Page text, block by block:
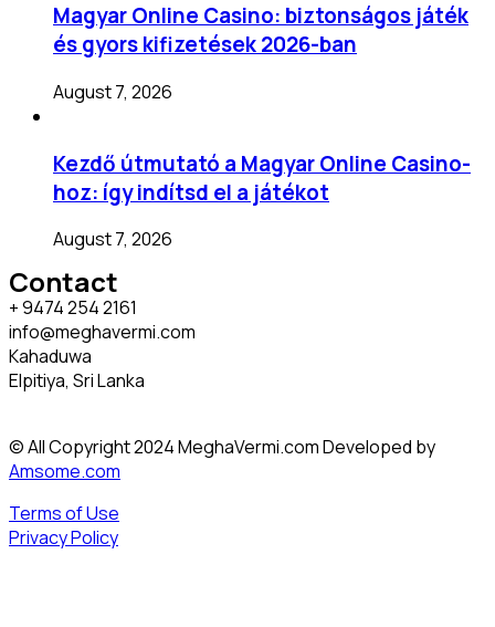
Magyar Online Casino: biztonságos játék
és gyors kifizetések 2026-ban
August 7, 2026
Kezdő útmutató a Magyar Online Casino-
hoz: így indítsd el a játékot
August 7, 2026
Contact
+ 9474 254 2161
info@meghavermi.com
Kahaduwa
Elpitiya, Sri Lanka
© All Copyright 2024 MeghaVermi.com Developed by
Amsome.com
Terms of Use
Privacy Policy